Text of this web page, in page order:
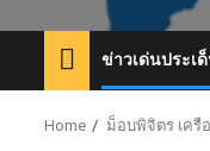
ข่าวเด่นประเ
Home ม็อบพิจิตร เค